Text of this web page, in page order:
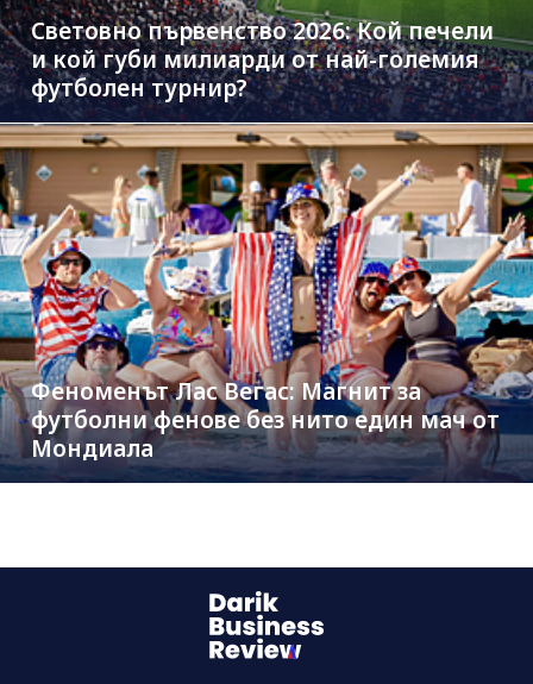
Световно първенство 2026: Кой печели
и кой губи милиарди от най-големия
футболен турнир?
Феноменът Лас Вегас: Магнит за
футболни фенове без нито един мач от
Мондиала